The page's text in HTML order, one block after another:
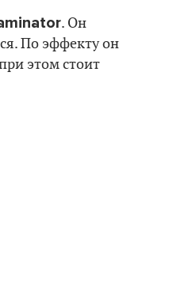
. Он
По эффекту он
этом стоит